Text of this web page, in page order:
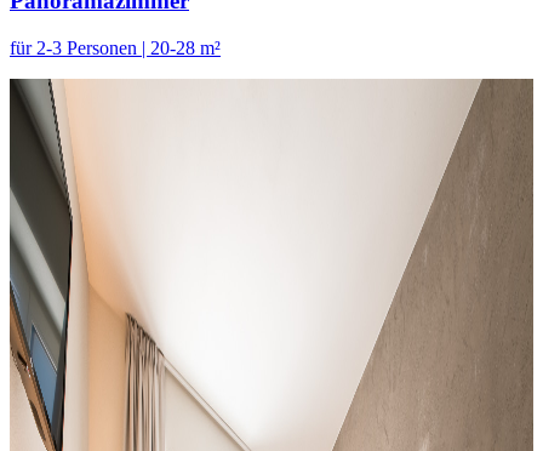
für 2-3 Personen | 20-28 m²